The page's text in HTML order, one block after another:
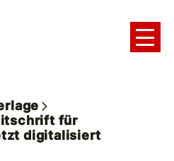
für
digitalisiert